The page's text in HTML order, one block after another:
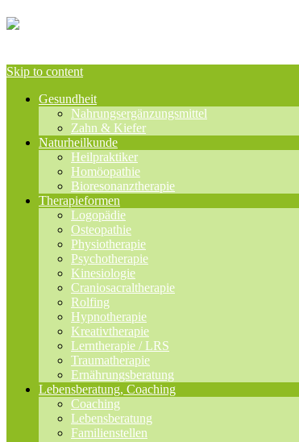
Skip to content
Gesundheit
Nahrungsergänzungsmittel
Zahn & Kiefer
Naturheilkunde
Heilpraktiker
Homöopathie
Bioresonanztherapie
Therapieformen
Logopädie
Osteopathie
Physiotherapie
Psychotherapie
Kinesiologie
Craniosacraltherapie
Rolfing
Hypnotherapie
Kreativtherapie
Lerntherapie / LRS
Traumatherapie
Ernährungsberatung
Lebensberatung, Coaching
Coaching
Lebensberatung
Familienstellen